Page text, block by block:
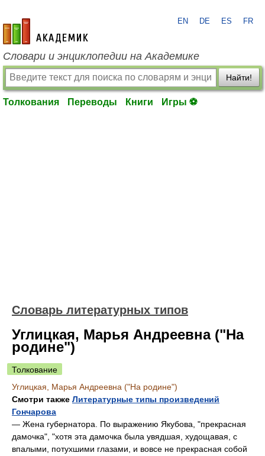
academic.ru
EN DE ES FR
Словари и энциклопедии на Академике
Найти!
Толкования Переводы Книги Игры ⚽
Словарь литературных типов
Углицкая, Марья Андреевна ("На
родине")
Толкование
Углицкая, Марья Андреевна ("На родине")
Смотри также Литературные типы произведений
Гончарова
— Жена губернатора. По выражению Якубова, "прекрасная
дамочка", "хотя эта дамочка была увядшая, худощавая, с
впалыми, потухшими глазами, и вовсе не прекрасная собой